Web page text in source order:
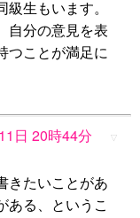
生もいます。
自分の意見を表
つことが満足に
日 20時44分 ▽
きたいことがあ
ある、というこ